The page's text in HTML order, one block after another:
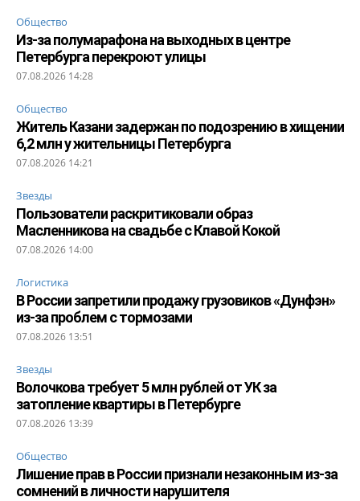
Общество
Из-за полумарафона на выходных в центре
Петербурга перекроют улицы
07.08.2026 14:28
Общество
Житель Казани задержан по подозрению в хищении
6,2 млн у жительницы Петербурга
07.08.2026 14:21
Звезды
Пользователи раскритиковали образ
Масленникова на свадьбе с Клавой Кокой
07.08.2026 14:00
Логистика
В России запретили продажу грузовиков «Дунфэн»
из-за проблем с тормозами
07.08.2026 13:51
Звезды
Волочкова требует 5 млн рублей от УК за
затопление квартиры в Петербурге
07.08.2026 13:39
Общество
Лишение прав в России признали незаконным из-за
сомнений в личности нарушителя